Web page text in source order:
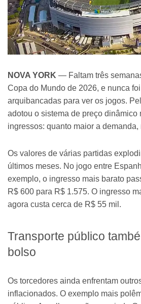
NOVA YORK — Faltam três
Copa do Mundo de 2026, e nunca
arquibancadas para ver os jogos.
adotou o sistema de preço dinâmico
ingressos: quanto maior a demanda,
Os valores de várias partidas
últimos meses. No jogo entre
exemplo, o ingresso mais barato
R$ 600 para R$ 1.575. O ingresso
agora custa cerca de R$ 55 mil.
Transporte público
bolso
Os torcedores ainda enfrentam
inflacionados. O exemplo mais